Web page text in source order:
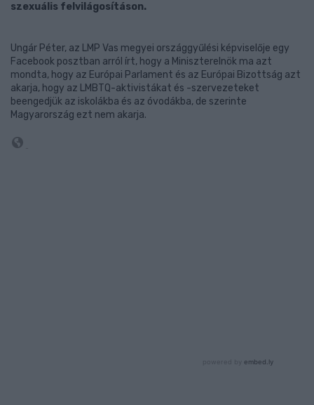
szexuális felvilágosításon.
Ungár Péter, az LMP Vas megyei országgyűlési képviselője egy
Facebook posztban arról írt, hogy a Miniszterelnök ma azt
mondta, hogy az Európai Parlament és az Európai Bizottság azt
akarja, hogy az LMBTQ-aktivistákat és -szervezeteket
beengedjük az iskolákba és az óvodákba, de szerinte
Magyarország ezt nem akarja.